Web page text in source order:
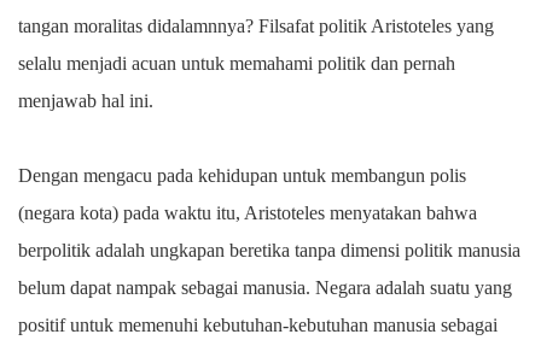
tangan moralitas didalamnnya? Filsafat politik Aristoteles yang
selalu menjadi acuan untuk memahami politik dan pernah
menjawab hal ini.
Dengan mengacu pada kehidupan untuk membangun polis
(negara kota) pada waktu itu, Aristoteles menyatakan bahwa
berpolitik adalah ungkapan beretika tanpa dimensi politik manusia
belum dapat nampak sebagai manusia. Negara adalah suatu yang
positif untuk memenuhi kebutuhan-kebutuhan manusia sebagai